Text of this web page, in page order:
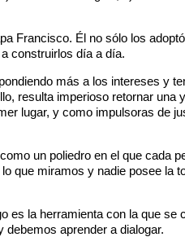
Francisco. Él no sólo los
construirlos día a día.
más a los intereses y
resulta imperioso retornar una
lugar, y como impulsoras de
un poliedro en el que cada
que miramos y nadie posee la
es la herramienta con la que se
aprender a dialogar.